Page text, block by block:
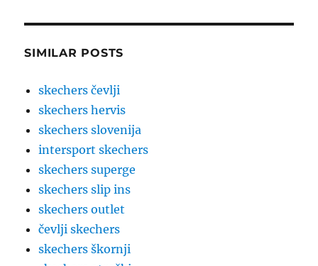
SIMILAR POSTS
skechers čevlji
skechers hervis
skechers slovenija
intersport skechers
skechers superge
skechers slip ins
skechers outlet
čevlji skechers
skechers škornji